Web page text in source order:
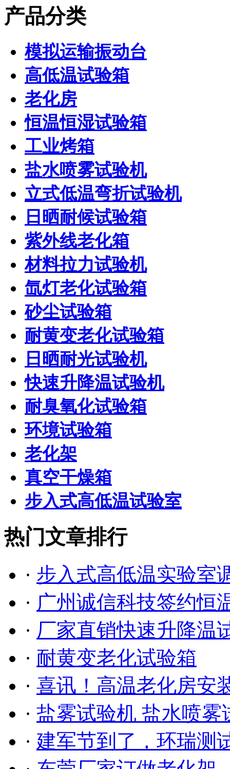
产品分类
模拟运输振动台
高低温试验箱
老化房
恒温恒湿试验箱
工业烤箱
盐水喷雾试验机
立式低温弯折试验机
日晒耐候试验箱
紫外线老化箱
材料拉力试验机
氙灯老化试验箱
砂尘试验箱
耐黄变老化试验箱
日晒耐光试验机
快速升降温试验机
耐臭氧化试验箱
环境试验箱
老化架
真空干燥箱
步入式高低温试验室
热门文章排行
· 步入式高低温实验室
· 广州诚信科技签约恒
· 厂家直销快速升降温
· 耐黄变老化试验箱
· 喜讯！高温老化房安
· 盐雾试验机 盐水喷
· 建军节到了，环瑞测